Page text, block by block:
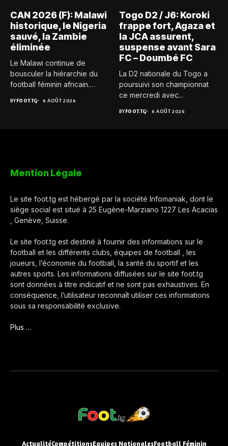
CAN 2026 (F): Malawi
historique, le Nigeria
sauvé, la Zambie
éliminée
Le Malawi continue de
bousculer la hiérarchie du
football féminin africain.
BYFOOT.TG 6 AOÛT 2026
Togo D2 / J6: Koroki
frappe fort, Agaza et
la JCA assurent,
suspense avant Sara
FC – Doumbé FC
La D2 nationale du Togo a
poursuivi son championnat
ce mercredi avec...
BYFOOT.TG 6 AOÛT 2026
Mention Légale
Le site foot.tg est hébergé par la société Infomaniak, dont le
siège social est situé à 25 Eugène-Marziano 1227 Les Acacias
, Genève, Suisse.
Le site foot.tg est destiné à fournir des informations sur le
football et les différents clubs, équipes de football , les
joueurs, l’économie du football, la santé du sportif et les
autres sports. Les informations diffusées sur le site foot.tg
sont données à titre indicatif et ne sont pas exhaustives. En
conséquence, l’utilisateur reconnaît utiliser ces informations
sous sa responsabilité exclusive.
Plus …
ActualitéCompétitionsEquipes NationalesFootball Féminin